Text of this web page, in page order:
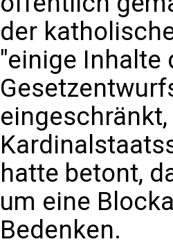
der
"einige Inhalte
hatte betont,
um eine
Bedenken.